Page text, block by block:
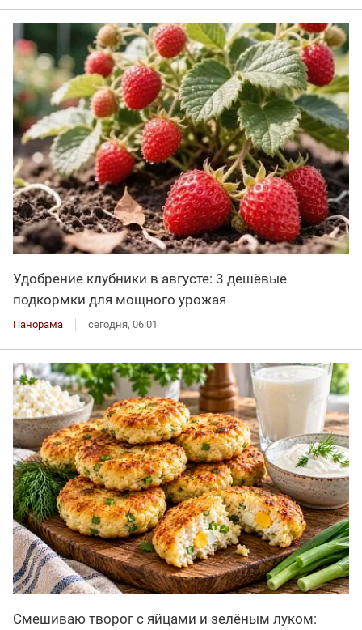
Удобрение клубники в августе: 3 дешёвые
подкормки для мощного урожая
Панорама сегодня, 06:01
Смешиваю творог с яйцами и зелёным луком: